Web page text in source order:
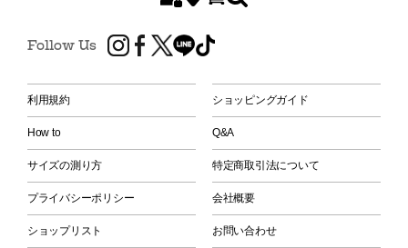
Follow Us
利用規約 ショッピングガイド
How to Q&A
サイズの測り方 特定商取引法について
プライバシーポリシー 会社概要
ショップリスト お問い合わせ